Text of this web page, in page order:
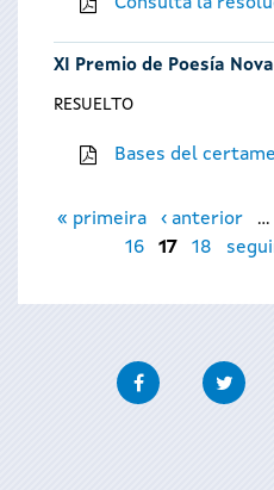
Consulta la
XI Premio de Poesía
RESUELTO
Bases del
Páginas
« primeira ‹ anterior …
16
17 18
Facebook